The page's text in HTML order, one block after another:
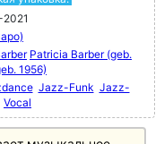
Patricia Barber (geb.
1956)
Jazz-Funk Jazz-
Vocal